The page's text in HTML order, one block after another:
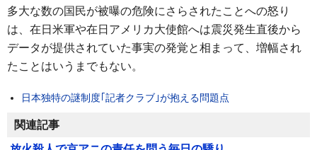
多大な数の国民が被曝の危険にさらされたことへの怒り
は、在日米軍や在日アメリカ大使館へは震災発生直後から
データが提供されていた事実の発覚と相まって、増幅され
たことはいうまでもない。
日本独特の謎制度｢記者クラブ｣が抱える問題点
関連記事